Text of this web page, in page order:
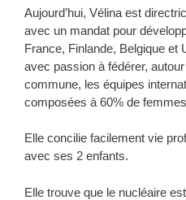
Aujourd’hui, Vélina est
avec un mandat pour
France, Finlande, Belgique
avec passion à fédérer,
commune, les équipes
composées à 60% de
Elle concilie facilement vie
avec ses 2 enfants.
Elle trouve que le nucléaire